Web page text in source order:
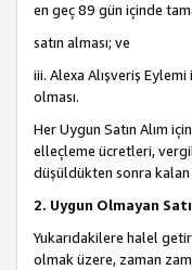
en geç 89 gün içinde
satın alması; ve
iii. Alexa Alışveriş
olması.
Her Uygun Satın Alım
elleçleme ücretleri,
düşüldükten sonra
2. Uygun Olmayan
Yukarıdakilere halel
olmak üzere, zaman